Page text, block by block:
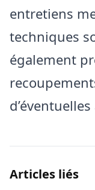
entretiens
techniques
également
Articles liés